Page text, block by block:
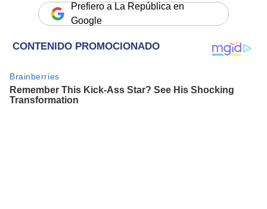
Prefiero a La República en
Google